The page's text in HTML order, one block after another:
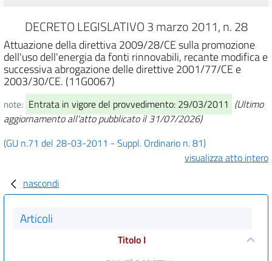
DECRETO LEGISLATIVO 3 marzo 2011, n. 28
Attuazione della direttiva 2009/28/CE sulla promozione
dell'uso dell'energia da fonti rinnovabili, recante modifica e
successiva abrogazione delle direttive 2001/77/CE e
2003/30/CE. (11G0067)
note: Entrata in vigore del provvedimento: 29/03/2011 (Ultimo
aggiornamento all'atto pubblicato il 31/07/2026)
(GU n.71 del 28-03-2011 - Suppl. Ordinario n. 81)
visualizza atto intero
nascondi
Articoli
Titolo I